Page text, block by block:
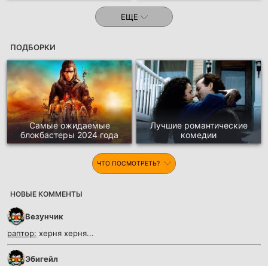
ЕЩЕ
ПОДБОРКИ
Самые ожидаемые
блокбастеры 2024 года
Лучшие романтические
комедии
ЧТО ПОСМОТРЕТЬ?
НОВЫЕ КОММЕНТЫ
Везунчик
раптор: херня херня...
Эбигейл